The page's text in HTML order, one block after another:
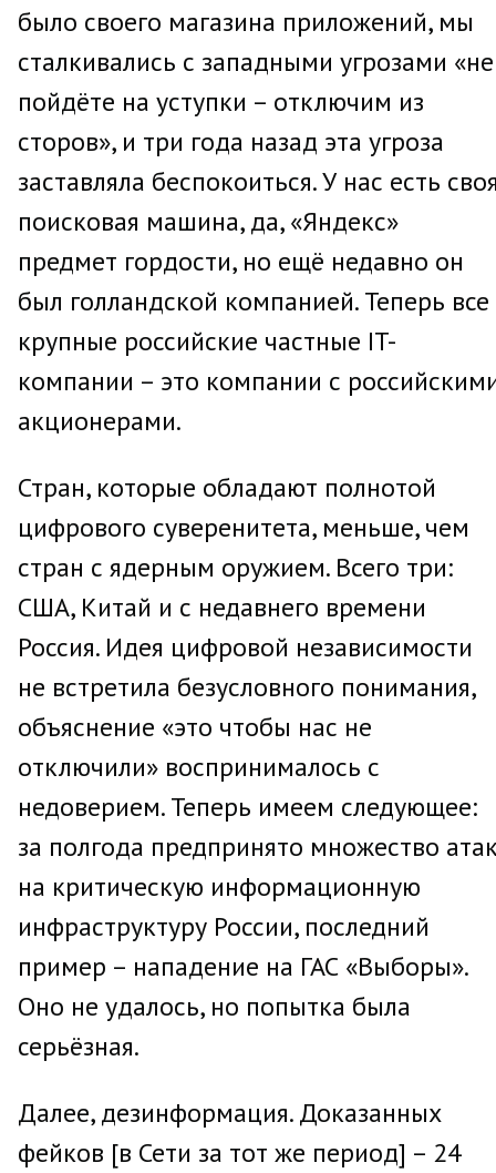
было своего магазина приложений, мы
сталкивались с западными угрозами «не
пойдёте на уступки – отключим из
сторов», и три года назад эта угроза
заставляла беспокоиться. У нас есть
поисковая машина, да, «Яндекс»
предмет гордости, но ещё недавно он
был голландской компанией. Теперь все
крупные российские частные IT-
компании – это компании с
акционерами.
Стран, которые обладают полнотой
цифрового суверенитета, меньше, чем
стран с ядерным оружием. Всего три:
США, Китай и с недавнего времени
Россия. Идея цифровой независимости
не встретила безусловного понимания,
объяснение «это чтобы нас не
отключили» воспринималось с
недоверием. Теперь имеем следующее:
за полгода предпринято множество
на критическую информационную
инфраструктуру России, последний
пример – нападение на ГАС «Выборы».
Оно не удалось, но попытка была
серьёзная.
Далее, дезинформация. Доказанных
фейков [в Сети за тот же период] – 24